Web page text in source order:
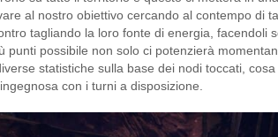
al nostro obiettivo cercando al contempo di
tagliando la loro fonte di energia, facendoli
punti possibile non solo ci potenzierà
statistiche sulla base dei nodi toccati,
con i turni a disposizione.